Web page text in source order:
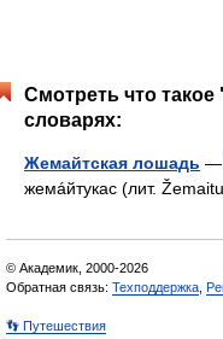
Смотреть что
словарях:
Жемайтская лошадь —
жемáйтукас (лит.
© Академик, 2000-2026
Обратная связь: Техподдержка
👣 Путешествия